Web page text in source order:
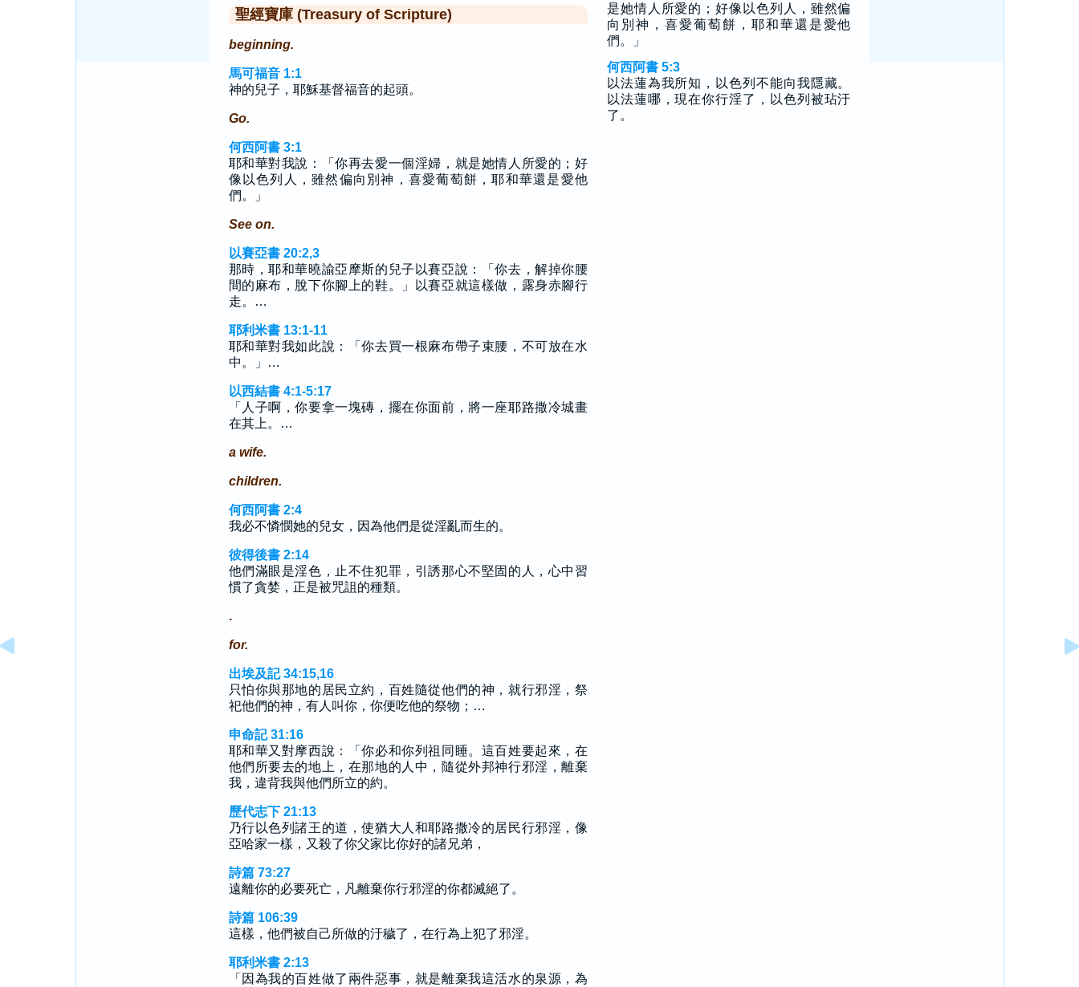
聖經寶庫 (Treasury of Scripture)
beginning.
馬可福音 1:1
神的兒子，耶穌基督福音的起頭。
Go.
何西阿書 3:1
耶和華對我說：「你再去愛一個淫婦，就是她情人所愛的；好
像以色列人，雖然偏向別神，喜愛葡萄餅，耶和華還是愛他
們。」
See on.
以賽亞書 20:2,3
那時，耶和華曉諭亞摩斯的兒子以賽亞說：「你去，解掉你腰
間的麻布，脫下你腳上的鞋。」以賽亞就這樣做，露身赤腳行
走。…
耶利米書 13:1-11
耶和華對我如此說：「你去買一根麻布帶子束腰，不可放在水
中。」…
以西結書 4:1-5:17
「人子啊，你要拿一塊磚，擺在你面前，將一座耶路撒冷城畫
在其上。…
a wife.
children.
何西阿書 2:4
我必不憐憫她的兒女，因為他們是從淫亂而生的。
彼得後書 2:14
他們滿眼是淫色，止不住犯罪，引誘那心不堅固的人，心中習
慣了貪婪，正是被咒詛的種類。
.
for.
出埃及記 34:15,16
只怕你與那地的居民立約，百姓隨從他們的神，就行邪淫，祭
祀他們的神，有人叫你，你便吃他的祭物；…
申命記 31:16
耶和華又對摩西說：「你必和你列祖同睡。這百姓要起來，在
他們所要去的地上，在那地的人中，隨從外邦神行邪淫，離棄
我，違背我與他們所立的約。
歷代志下 21:13
乃行以色列諸王的道，使猶大人和耶路撒冷的居民行邪淫，像
亞哈家一樣，又殺了你父家比你好的諸兄弟，
詩篇 73:27
遠離你的必要死亡，凡離棄你行邪淫的你都滅絕了。
詩篇 106:39
這樣，他們被自己所做的汙穢了，在行為上犯了邪淫。
耶利米書 2:13
「因為我的百姓做了兩件惡事，就是離棄我這活水的泉源，為
是她情人所愛的；好像以色列人，雖然偏
向別神，喜愛葡萄餅，耶和華還是愛他
們。」
何西阿書 5:3
以法蓮為我所知，以色列不能向我隱藏。
以法蓮哪，現在你行淫了，以色列被玷汙
了。